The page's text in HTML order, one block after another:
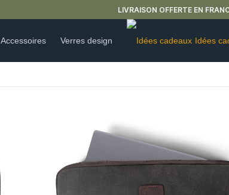
LIVRAISON OFFERTE EN FRANCE MÉTROPOLITAINE
Accessoires Verres design Idées